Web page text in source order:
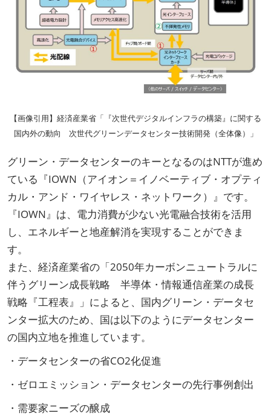
【画像引用】経済産業省「『次世代デジタルインフラの構築』に関する
国内外の動向 次世代グリーンデータセンター技術開発（全体像）」
グリーン・データセンターのキーとなるのはNTTが進め
ている『IOWN（アイオン＝イノベーティブ・オプティ
カル・アンド・ワイヤレス・ネットワーク）』です。
『IOWN』は、電力消費が少ない光電融合技術を活用
し、エネルギーと地産解消を実現することができま
す。
また、経済産業省の「2050年カーボンニュートラルに
伴うグリーン成長戦略 半導体・情報通信産業の成長
戦略『工程表』」によると、国内グリーン・データセ
ンター拡大のため、国は以下のようにデータセンター
の国内立地を推進しています。
・データセンターの省CO2化促進
・ゼロエミッション・データセンターの先行事例創出
・需要家ニーズの醸成